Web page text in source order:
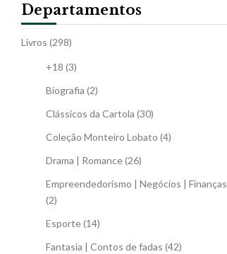
Departamentos
Livros (298)
+18 (3)
Biografia (2)
Clássicos da Cartola (30)
Coleção Monteiro Lobato (4)
Drama | Romance(26)
Empreendedorismo | Negócios | Finanças
(2)
Esporte(14)
Fantasia | Contos de fadas (42)